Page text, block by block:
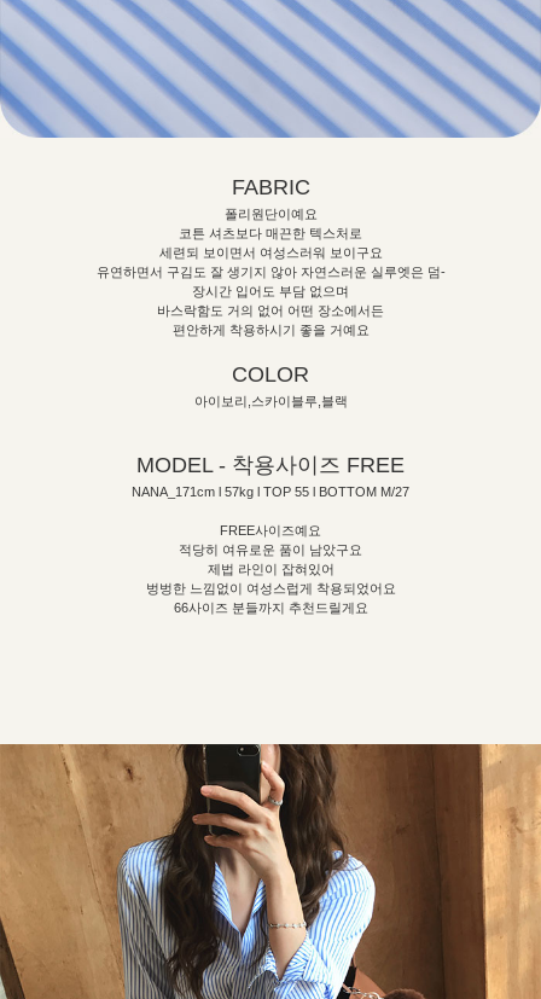
FABRIC
폴리원단이예요
코튼 셔츠보다 매끈한 텍스처로
세련되 보이면서 여성스러워 보이구요
유연하면서 구김도 잘 생기지 않아 자연스러운 실루엣은 덤-
장시간 입어도 부담 없으며
바스락함도 거의 없어 어떤 장소에서든
편안하게 착용하시기 좋을 거예요
COLOR
아이보리,스카이블루,블랙
MODEL - 착용사이즈 FREE
NANA_171cm l 57kg l TOP 55 l BOTTOM M/27
FREE사이즈예요
적당히 여유로운 품이 남았구요
제법 라인이 잡혀있어
벙벙한 느낌없이 여성스럽게 착용되었어요
66사이즈 분들까지 추천드릴게요